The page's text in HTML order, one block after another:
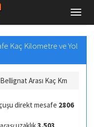
Kaç Kilometre ve Yol
Arası Kaç Km
direkt mesafe 2806
uzaklık3.503